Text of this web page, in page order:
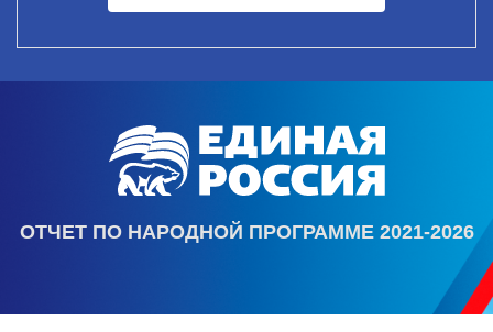
ОТЧЕТ ПО НАРОДНОЙ ПРОГРАММЕ 2021-2026